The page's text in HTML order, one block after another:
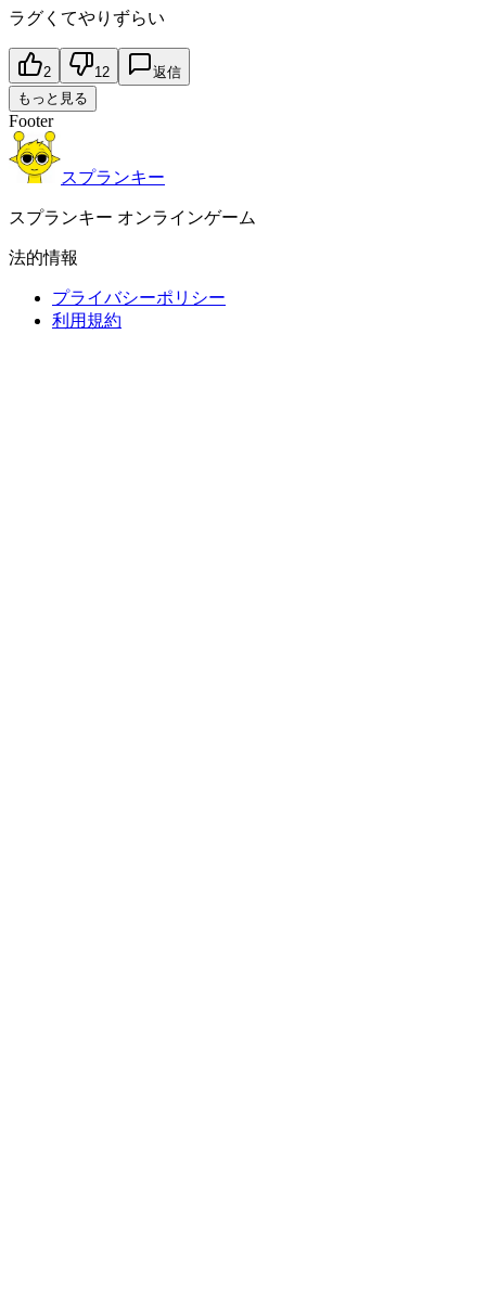
ラグくてやりずらい
2 12
返信
もっと見る
Footer
スプランキー
スプランキー オンラインゲーム
法的情報
プライバシーポリシー
利用規約